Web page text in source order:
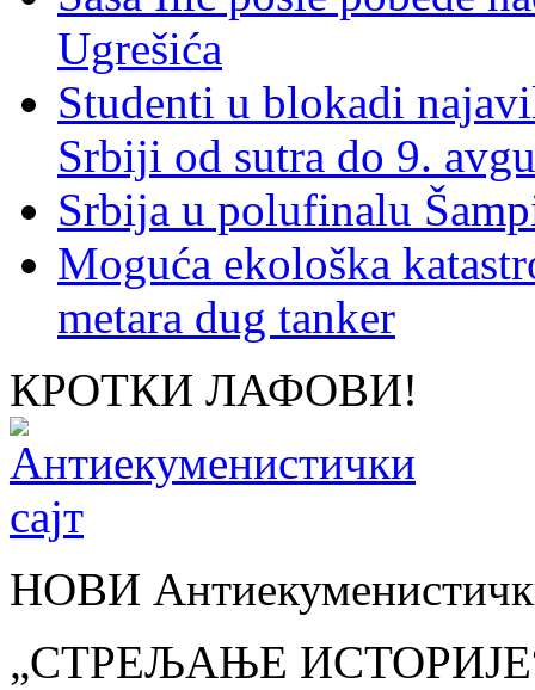
Ugrešića
Studenti u blokadi
Srbiji od sutra do 9.
Srbija u polufinalu
Moguća ekološka
metara dug tanker
КРОТКИ ЛАФОВИ!
НОВИ
„СТРЕЉАЊЕ